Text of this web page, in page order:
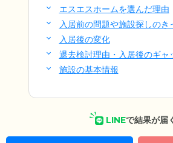
エスエスホームを選んだ理由
入居前の問題や施設探しのき
入居後の変化
退去検討理由・入居後のギャ
施設の基本情報
LINEで結果が届